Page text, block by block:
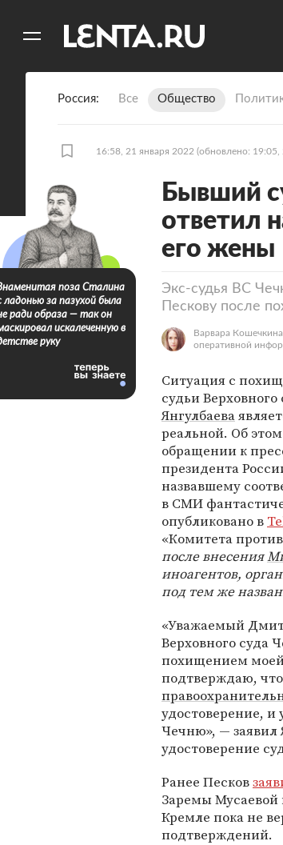
Россия Все Общество
16:58, 21 января 2022 (обновлено: 19:05,
Бывший
ответил
его жены
Экс-судья ВС
Пескову после
Варвара Кошечкина
оперативной
Ситуация с
судьи Верховного
Янгулбаева
реальной. Об
обращении к
президента
назвавшему
в СМИ
опубликовано в
«Комитета
после внесения
иноагентов,
под тем же
«Уважаемый
Верховного суда
похищением
подтверждаю,
удостоверение, и
Чечню», — заявил
удостоверение
Ранее Песков
Заремы Мусаевой
Кремле пока не
подтверждений.
поза Сталина
ладонью за пазухой была
ради образа — так он
искалеченную в
руку